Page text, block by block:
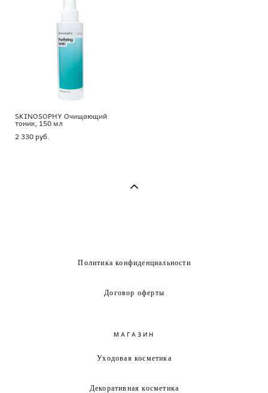
SKINOSOPHY Очищающий
тоник, 150 мл
2 330 pуб.
Политика конфиденциальности
Договор оферты
МАГАЗИН
Уходовая косметика
Декоративная косметика